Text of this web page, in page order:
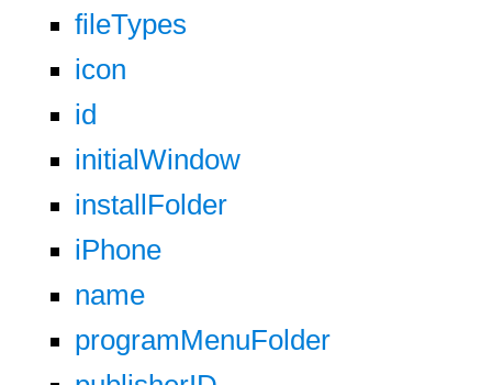
fileTypes
icon
id
initialWindow
installFolder
iPhone
name
programMenuFolder